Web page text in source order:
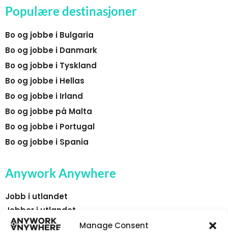
Manage Consent
Populære destinasjoner
Bo og jobbe i Bulgaria
Bo og jobbe i Danmark
Bo og jobbe i Tyskland
Bo og jobbe i Hellas
Bo og jobbe i Irland
Bo og jobbe på Malta
Bo og jobbe i Portugal
Bo og jobbe i Spania
Anywork Anywhere
Jobb i utlandet
Jobber i utlandet
Faste jobber i utlandet